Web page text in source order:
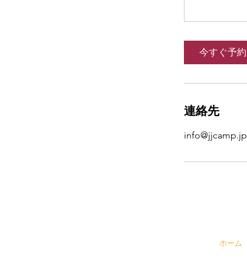
今すぐ予約
連絡先
info@jjcamp.jp
ホーム